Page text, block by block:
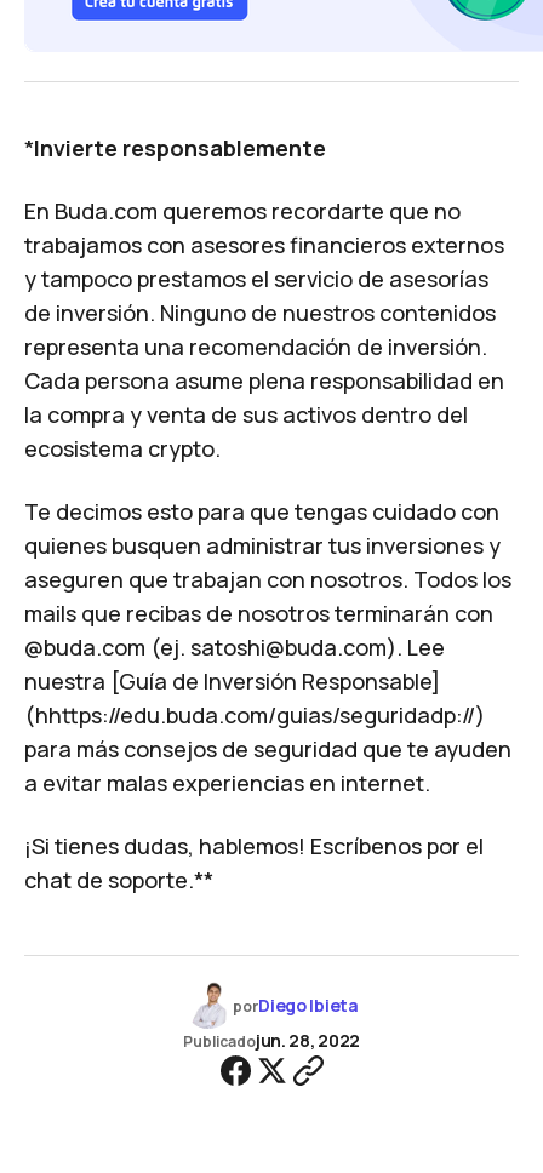
*Invierte responsablemente
En Buda.com queremos recordarte que no
trabajamos con asesores financieros externos
y tampoco prestamos el servicio de asesorías
de inversión. Ninguno de nuestros contenidos
representa una recomendación de inversión.
Cada persona asume plena responsabilidad en
la compra y venta de sus activos dentro del
ecosistema crypto.
Te decimos esto para que tengas cuidado con
quienes busquen administrar tus inversiones y
aseguren que trabajan con nosotros. Todos los
mails que recibas de nosotros terminarán con
@buda.com (ej. satoshi@buda.com). Lee
nuestra [Guía de Inversión Responsable]
(hhttps://edu.buda.com/guias/seguridadp://)
para más consejos de seguridad que te ayuden
a evitar malas experiencias en internet.
¡Si tienes dudas, hablemos! Escríbenos por el
chat de soporte.**
porDiego Ibieta
Publicadojun. 28, 2022